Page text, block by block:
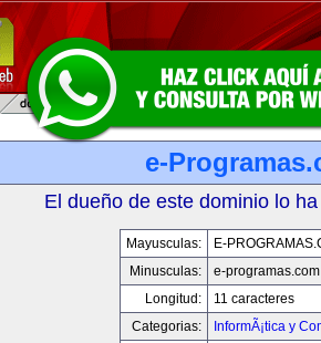
e-
El dueño de este dominio lo
Mayusculas:
E-
Minusculas:
e-programas.com
Longitud:
11 caracteres
Categorias:
InformÃ¡tica y